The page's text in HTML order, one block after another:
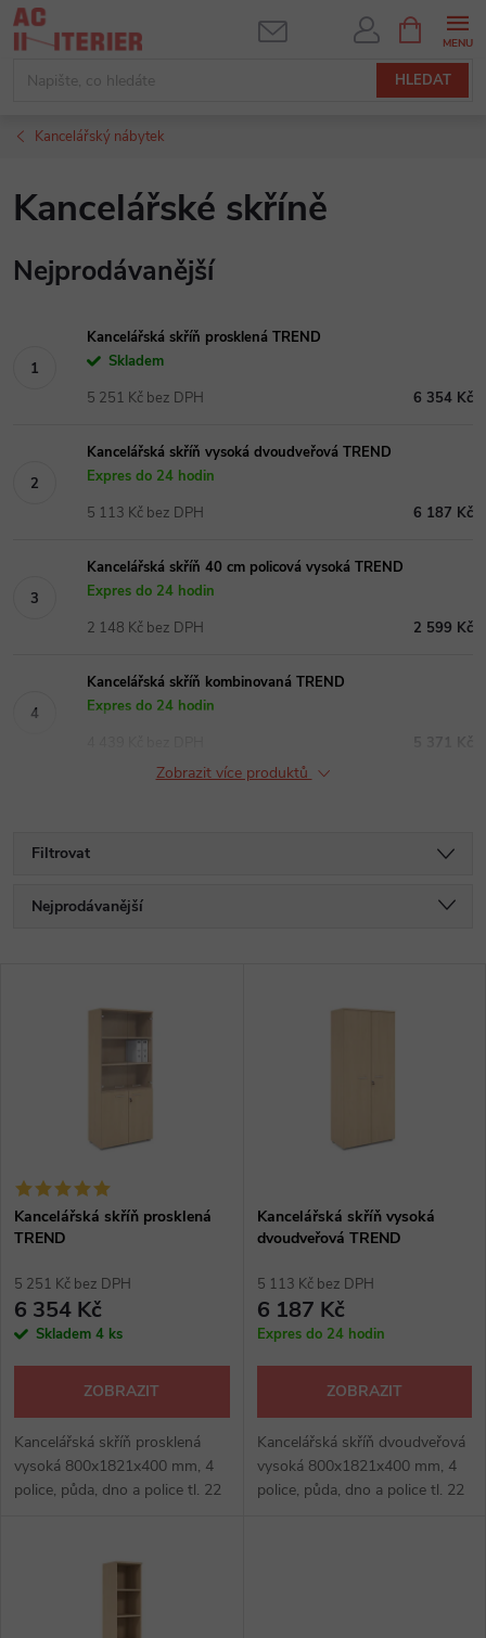
Přejít
na
HLEDAT
NÁKUPNÍ
KOŠÍK
Kancelářský nábytek
Kancelářské skříně
Nejprodávanější
Kancelářská skříň prosklená TREND
Skladem
6 354 Kč
5 251 Kč bez DPH
Kancelářská skříň vysoká dvoudveřová TREND
Expres do 24 hodin
6 187 Kč
5 113 Kč bez DPH
Kancelářská skříň 40 cm policová vysoká TREND
Expres do 24 hodin
2 599 Kč
2 148 Kč bez DPH
Kancelářská skříň kombinovaná TREND
Expres do 24 hodin
Zobrazit více produktů
Filtrovat
Ř
í
p
r
o
u
k
Nejprodávanější
s
p
r
o
d
u
Kancelářská skříň prosklená
TREND
5 251 Kč bez DPH
6 354 Kč
Skladem 4 ks
ZOBRAZIT
Kancelářská skříň prosklená
vysoká 800x1821x400 mm, 4
police, půda, dno a police tl. 22
kancelářské skříně: hruška,...
Kancelářská skříň vysoká
dvoudveřová TREND
5 113 Kč bez DPH
6 187 Kč
Expres do 24 hodin
ZOBRAZIT
Kancelářská skříň dvoudveřová
vysoká 800x1821x400 mm, 4
police, půda, dno a police tl. 22